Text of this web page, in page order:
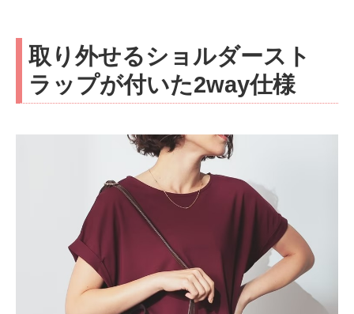
取り外せるショルダースト
ラップが付いた2way仕様